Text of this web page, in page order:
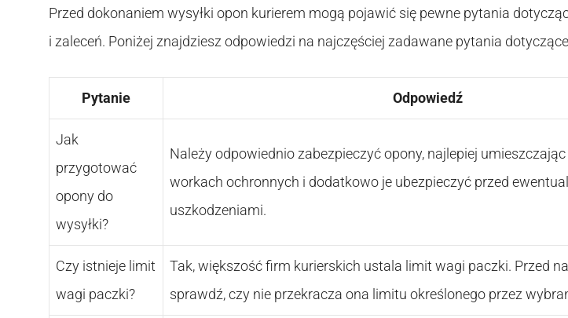
Przed dokonaniem wysyłki opon kurierem mogą pojawić się pewne pytania
i zaleceń. Poniżej znajdziesz odpowiedzi na najczęściej zadawane pytania
Pytanie Odpowiedź
Jak
przygotować
opony do
wysyłki?
Należy odpowiednio zabezpieczyć opony, najlepiej
workach ochronnych i dodatkowo je ubezpieczyć przed
uszkodzeniami.
Czy istnieje limit
wagi paczki?
Tak, większość firm kurierskich ustala limit wagi paczki. Przed
sprawdź, czy nie przekracza ona limitu określonego przez